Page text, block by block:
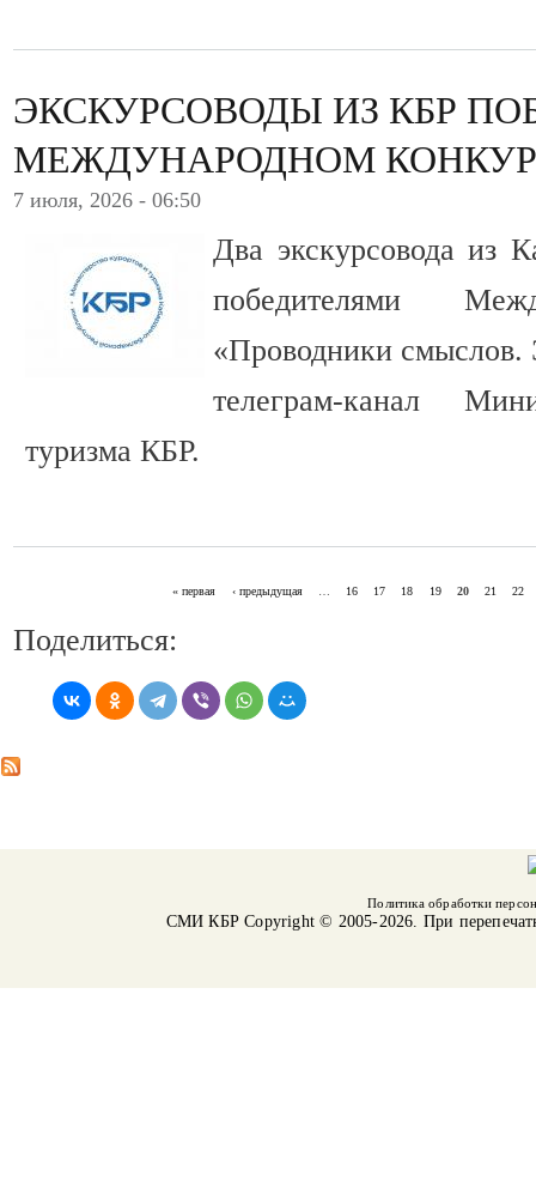
ЭКСКУРСОВОДЫ ИЗ КБР
МЕЖДУНАРОДНОМ
7 июля, 2026 - 06:50
Два экскурсовода из
победителями
«Проводники смыслов.
телеграм-канал
туризма КБР.
« первая ‹ предыдущая … 16 17 18 19 20 21 22
Поделиться:
Политика обработки
СМИ КБРCopyright © 2005-2026. При